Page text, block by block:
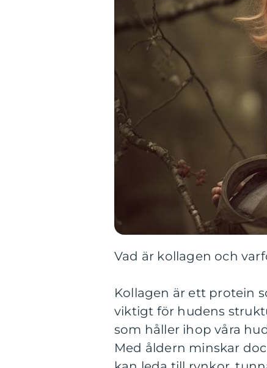
Vad är kollagen och
Kollagen är ett protein
viktigt för hudens
som håller ihop våra
Med åldern minskar